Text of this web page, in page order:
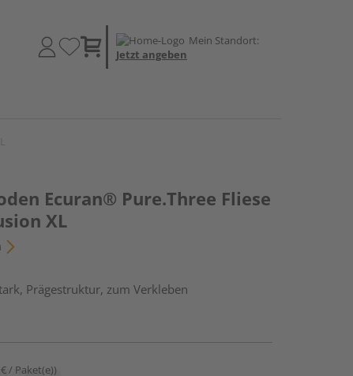
Mein Standort:
Jetzt angeben
Ecuran® Pure.Three Fliese
XL
Prägestruktur, zum Verkleben
/ Paket(e))